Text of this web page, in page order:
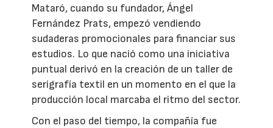
Mataró, cuando su fundador, Ángel
Fernández Prats, empezó vendiendo
sudaderas promocionales para financiar sus
estudios. Lo que nació como una iniciativa
puntual derivó en la creación de un taller de
serigrafía textil en un momento en el que la
producción local marcaba el ritmo del sector.
Con el paso del tiempo, la compañía fue